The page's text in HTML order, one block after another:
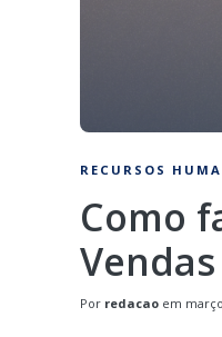
RECURSOS
Como
Por redacao em